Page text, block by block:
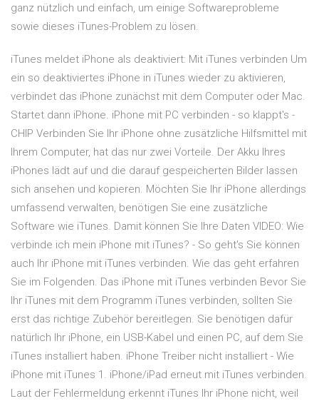
ganz nützlich und einfach, um einige Softwareprobleme
sowie dieses iTunes-Problem zu lösen.
iTunes meldet iPhone als deaktiviert: Mit iTunes verbinden Um
ein so deaktiviertes iPhone in iTunes wieder zu aktivieren,
verbindet das iPhone zunächst mit dem Computer oder Mac.
Startet dann iPhone. iPhone mit PC verbinden - so klappt's -
CHIP Verbinden Sie Ihr iPhone ohne zusätzliche Hilfsmittel mit
Ihrem Computer, hat das nur zwei Vorteile. Der Akku Ihres
iPhones lädt auf und die darauf gespeicherten Bilder lassen
sich ansehen und kopieren. Möchten Sie Ihr iPhone allerdings
umfassend verwalten, benötigen Sie eine zusätzliche
Software wie iTunes. Damit können Sie Ihre Daten VIDEO: Wie
verbinde ich mein iPhone mit iTunes? - So geht's Sie können
auch Ihr iPhone mit iTunes verbinden. Wie das geht erfahren
Sie im Folgenden. Das iPhone mit iTunes verbinden Bevor Sie
Ihr iTunes mit dem Programm iTunes verbinden, sollten Sie
erst das richtige Zubehör bereitlegen. Sie benötigen dafür
natürlich Ihr iPhone, ein USB-Kabel und einen PC, auf dem Sie
iTunes installiert haben. iPhone Treiber nicht installiert - Wie
iPhone mit iTunes 1. iPhone/iPad erneut mit iTunes verbinden.
Laut der Fehlermeldung erkennt iTunes Ihr iPhone nicht, weil